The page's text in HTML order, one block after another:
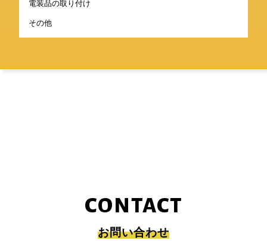
電装品の取り付け
その他
CONTACT
お問い合わせ